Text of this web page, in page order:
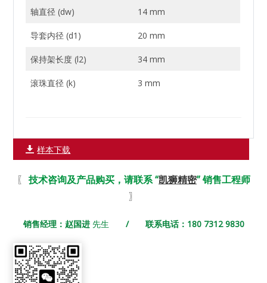
轴直径 (dw) 14 mm
导套内径 (d1) 20 mm
保持架长度 (l2) 34 mm
滚珠直径 (k) 3 mm
样本下载
〖 技术咨询及产品购买，请联系 “凯狮精密” 销售工程师
〗
销售经理：赵国进 先生 / 联系电话：180 7312 9830